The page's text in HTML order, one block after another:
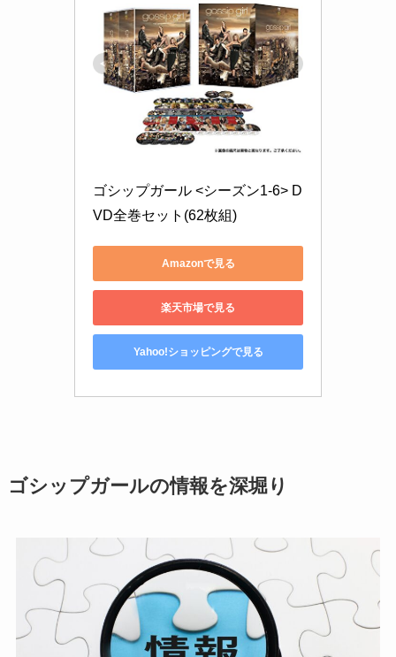
ゴシップガール <シーズン1-6> D
VD全巻セット(62枚組)
Amazonで見る
楽天市場で見る
Yahoo!ショッピングで見る
ゴシップガールの情報を深堀り